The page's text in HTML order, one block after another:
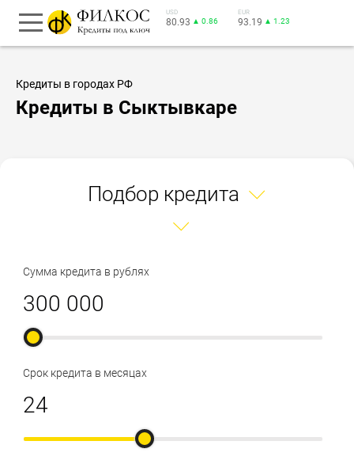
USD
80.93 ▲ 0.86
EUR
93.19 ▲ 1.23
Кредиты в городах РФ
Кредиты в Сыктывкаре
Подбор кредита
Сумма кредита в рублях
Срок кредита в месяцах